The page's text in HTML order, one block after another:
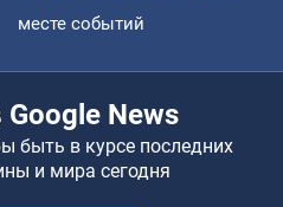
месте событий
Google News
быть в курсе последних
и мира сегодня